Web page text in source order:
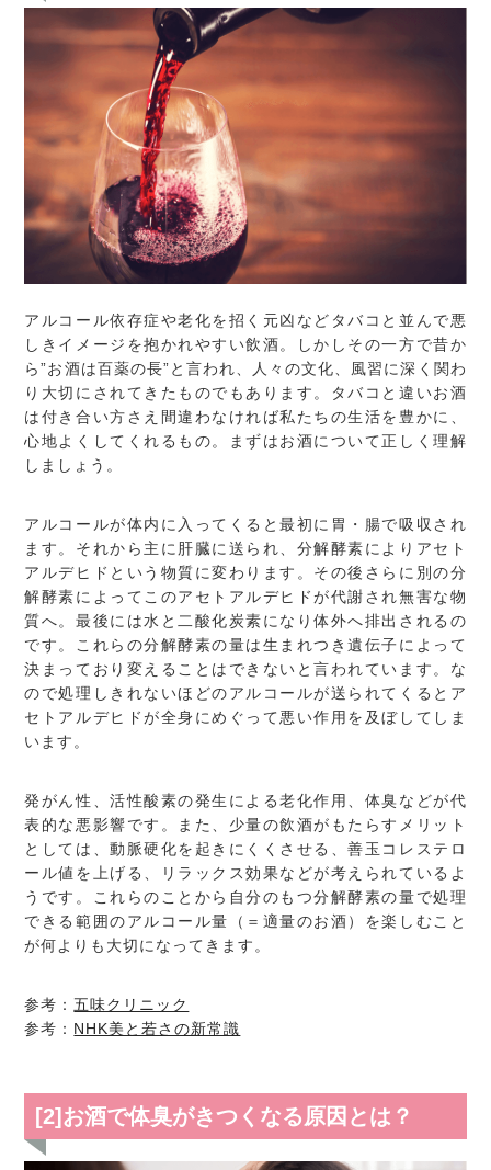
アルコール依存症や老化を招く元凶などタバコと並んで悪
しきイメージを抱かれやすい飲酒。しかしその一方で昔か
ら”お酒は百薬の長”と言われ、人々の文化、風習に深く関わ
り大切にされてきたものでもあります。タバコと違いお酒
は付き合い方さえ間違わなければ私たちの生活を豊かに、
心地よくしてくれるもの。まずはお酒について正しく理解
しましょう。
アルコールが体内に入ってくると最初に胃・腸で吸収され
ます。それから主に肝臓に送られ、分解酵素によりアセト
アルデヒドという物質に変わります。その後さらに別の分
解酵素によってこのアセトアルデヒドが代謝され無害な物
質へ。最後には水と二酸化炭素になり体外へ排出されるの
です。これらの分解酵素の量は生まれつき遺伝子によって
決まっており変えることはできないと言われています。な
ので処理しきれないほどのアルコールが送られてくるとア
セトアルデヒドが全身にめぐって悪い作用を及ぼしてしま
います。
発がん性、活性酸素の発生による老化作用、体臭などが代
表的な悪影響です。また、少量の飲酒がもたらすメリット
としては、動脈硬化を起きにくくさせる、善玉コレステロ
ール値を上げる、リラックス効果などが考えられているよ
うです。これらのことから自分のもつ分解酵素の量で処理
できる範囲のアルコール量（＝適量のお酒）を楽しむこと
が何よりも大切になってきます。
参考：五味クリニック
参考： NHK美と若さの新常識
[2]お酒で体臭がきつくなる原因とは？